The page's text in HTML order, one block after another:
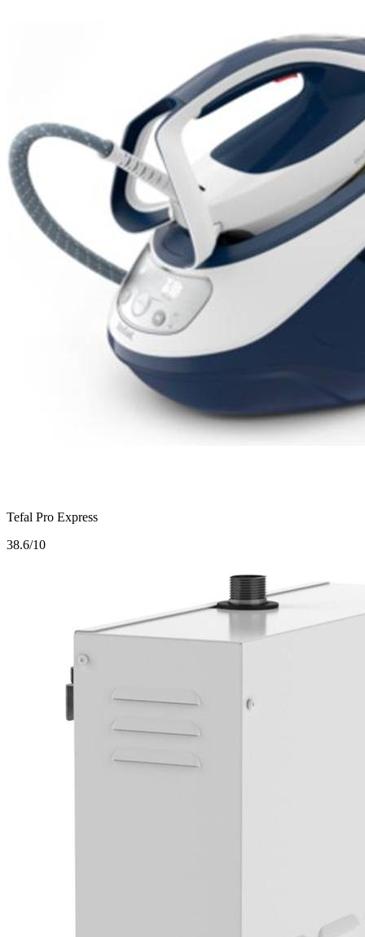
Tefal Pro Express
38.6/10